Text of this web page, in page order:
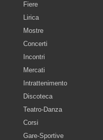
Fiere
Lirica
Mostre
Concerti
Incontri
Mercati
Intrattenimento
Discoteca
Teatro-Danza
Corsi
Gare-Sportive